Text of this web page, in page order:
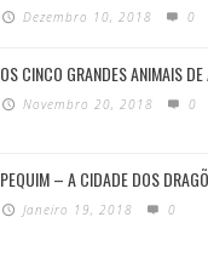
Dezembro 10, 2018 0
OS CINCO GRANDES ANIMAIS
Novembro 20, 2018 0
PEQUIM – A CIDADE DOS
Janeiro 19, 2018 0